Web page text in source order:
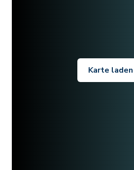
Karte laden